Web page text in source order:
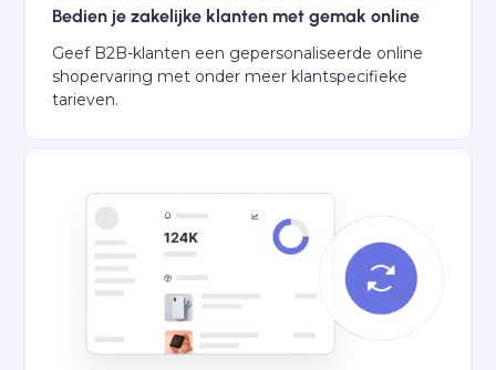
Bedien je zakelijke klanten met gemak online
Geef B2B-klanten een gepersonaliseerde online
shopervaring met onder meer klantspecifieke
tarieven.